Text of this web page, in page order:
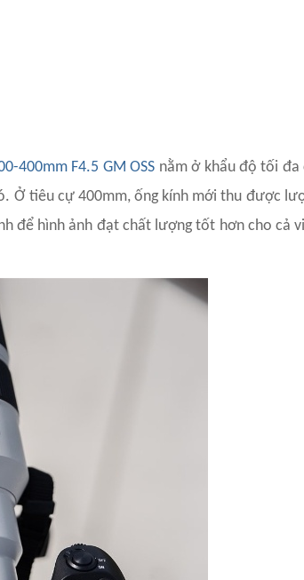
400mm F4.5 GM OSS nằm ở khẩu độ tối đa
Ở tiêu cự 400mm, ống kính mới thu được
để hình ảnh đạt chất lượng tốt hơn cho cả